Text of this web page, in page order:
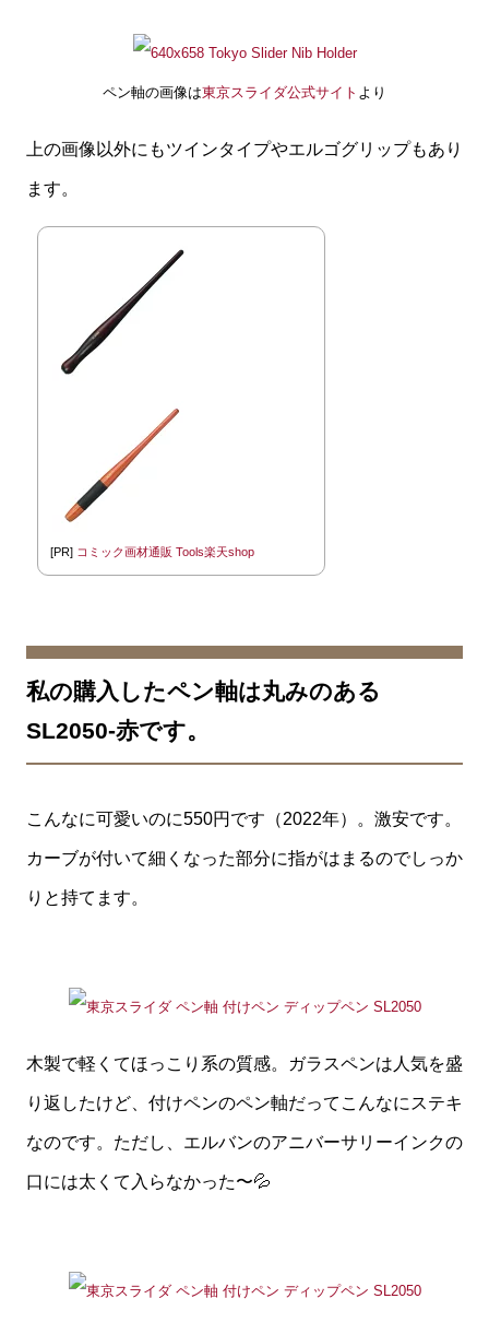
ペン軸の画像は東京スライダ公式サイト より
上の画像以外にもツインタイプやエルゴグリップもあり
ます。
[PR] コミック画材通販 Tools楽天shop
私の購入したペン軸は丸みのある
SL2050-赤です。
こんなに可愛いのに550円です（2022年）。激安です。
カーブが付いて細くなった部分に指がはまるのでしっか
りと持てます。
木製で軽くてほっこり系の質感。ガラスペンは人気を盛
り返したけど、付けペンのペン軸だってこんなにステキ
なのです。ただし、エルバンのアニバーサリーインクの
口には太くて入らなかった〜💦